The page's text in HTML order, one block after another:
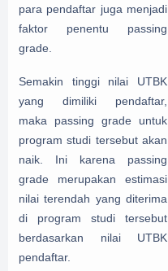
para pendaftar juga menjadi
faktor penentu passing
grade.
Semakin tinggi nilai UTBK
yang dimiliki pendaftar,
maka passing grade untuk
program studi tersebut akan
naik. Ini karena passing
grade merupakan estimasi
nilai terendah yang diterima
di program studi tersebut
berdasarkan nilai UTBK
pendaftar.